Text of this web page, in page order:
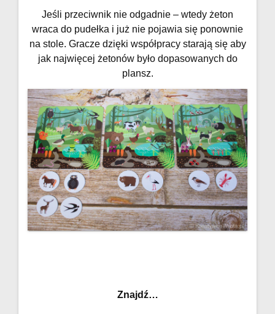
Jeśli przeciwnik nie odgadnie – wtedy żeton
wraca do pudełka i już nie pojawia się ponownie
na stole. Gracze dzięki współpracy starają się aby
jak najwięcej żetonów było dopasowanych do
plansz.
Znajdź…